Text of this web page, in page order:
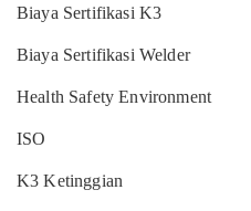
Biaya Sertifikasi K3
Biaya Sertifikasi Welder
Health Safety Environment
ISO
K3 Ketinggian